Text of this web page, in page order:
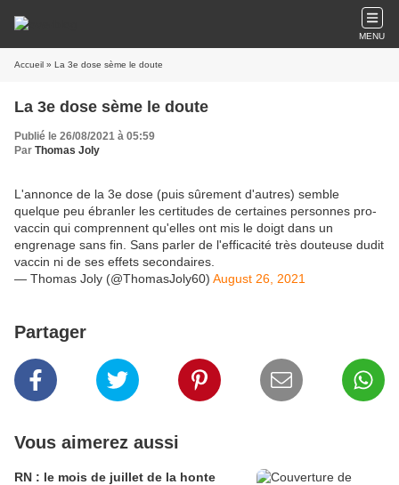
MENU
Accueil » La 3e dose sème le doute
La 3e dose sème le doute
Publié le 26/08/2021 à 05:59
Par Thomas Joly
L'annonce de la 3e dose (puis sûrement d'autres) semble
quelque peu ébranler les certitudes de certaines personnes pro-
vaccin qui comprennent qu'elles ont mis le doigt dans un
engrenage sans fin. Sans parler de l'efficacité très douteuse dudit
vaccin ni de ses effets secondaires.
— Thomas Joly (@ThomasJoly60) August 26, 2021
Partager
Vous aimerez aussi
RN : le mois de juillet de la honte